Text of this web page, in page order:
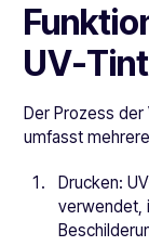
UV-
Der Prozess der
umfasst
Drucken:
verwendet,